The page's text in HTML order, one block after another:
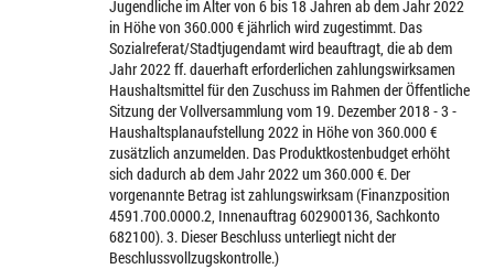
Jugendliche im Alter von 6 bis 18 Jahren ab dem Jahr 2022
in Höhe von 360.000 € jährlich wird zugestimmt. Das
Sozialreferat/Stadtjugendamt wird beauftragt, die ab dem
Jahr 2022 ff. dauerhaft erforderlichen zahlungswirksamen
Haushaltsmittel für den Zuschuss im Rahmen der Öffentliche
Sitzung der Vollversammlung vom 19. Dezember 2018 - 3 -
Haushaltsplanaufstellung 2022 in Höhe von 360.000 €
zusätzlich anzumelden. Das Produktkostenbudget erhöht
sich dadurch ab dem Jahr 2022 um 360.000 €. Der
vorgenannte Betrag ist zahlungswirksam (Finanzposition
4591.700.0000.2, Innenauftrag 602900136, Sachkonto
682100). 3. Dieser Beschluss unterliegt nicht der
Beschlussvollzugskontrolle.)